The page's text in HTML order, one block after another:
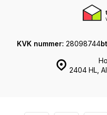
2404 HL,
KVK nummer: 28098744